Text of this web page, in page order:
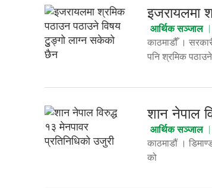
इजरायलमा
आर्थिक सञ्जाल
काठमाडौँ ।
पनि श्रमिक पठाउने
शान नेपाल
आर्थिक सञ्जाल
काठमाडौं ।
को